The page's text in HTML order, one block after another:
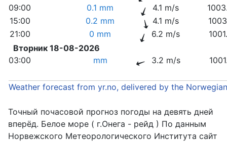
09:00
0.1 mm 4.1 m/s
15:00
0.2 mm 4.1 m/s
21:00
0 mm 6.2 m/s
Вторник 18-08-2026
03:00
mm 3.2 m/s
Weather forecast from yr.no, delivered by the
Точный почасовой прогноз погоды на девять дней
вперёд. Белое море ( г.Онега - рейд ) По данным
Норвежского Метеорологического Института сайт